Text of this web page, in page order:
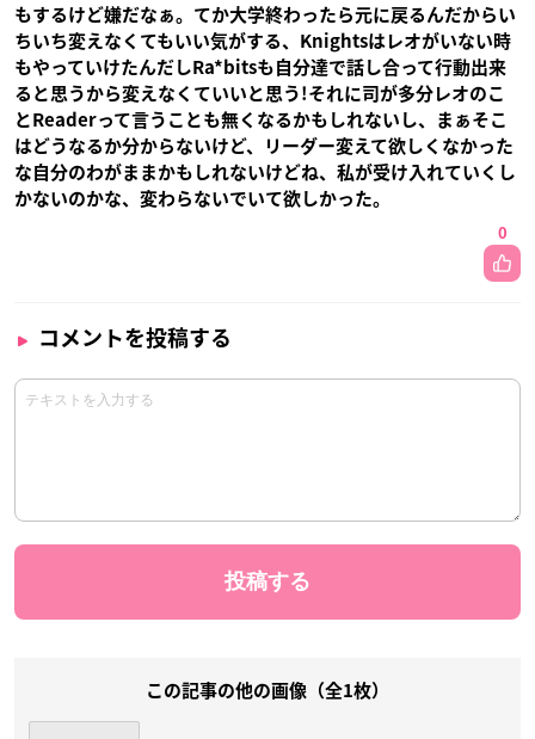
もするけど嫌だなぁ。てか大学終わったら元に戻るんだからい
ちいち変えなくてもいい気がする、Knightsはレオがいない時
もやっていけたんだしRa*bitsも自分達で話し合って行動出来
ると思うから変えなくていいと思う!それに司が多分レオのこ
とReaderって言うことも無くなるかもしれないし、まぁそこ
はどうなるか分からないけど、リーダー変えて欲しくなかった
な自分のわがままかもしれないけどね、私が受け入れていくし
かないのかな、変わらないでいて欲しかった。
0
コメントを投稿する
この記事の他の画像（全1枚）